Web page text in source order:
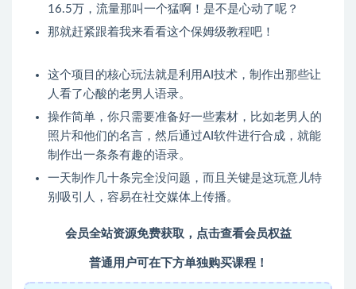
16.5万，流量那叫一个猛啊！是不是心动了呢？
那就赶紧跟着我来看看这个保姆级教程吧！
这个项目的核心玩法就是利用AI技术，制作出那些让
人看了心酸的老男人语录。
操作简单，你只需要准备好一些素材，比如老男人的
照片和他们的名言，然后通过AI软件进行合成，就能
制作出一条条有趣的语录。
一天制作几十条完全没问题，而且关键是这玩意儿特
别吸引人，容易在社交媒体上传播。
会员全站资源免费获取，点击查看会员权益
普通用户可在下方单独购买课程！